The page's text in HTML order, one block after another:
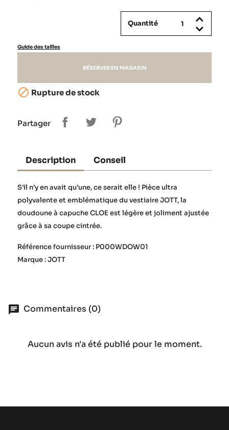
Quantité
Guide des tailles
RÉSERVER EN MAGASIN
 Rupture de stock
Partager
Description Conseil
S’il n’y en avait qu’une, ce serait elle ! Pièce ultra
polyvalente et emblématique du vestiaire JOTT, la
doudoune à capuche CLOE est légère et joliment ajustée
grâce à sa coupe cintrée.
Référence fournisseur : P000WDOW01
Marque : JOTT
Commentaires (0)
Aucun avis n'a été publié pour le moment.